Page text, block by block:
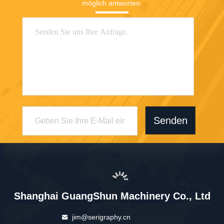
möglich antworten.
Senden
Shanghai GuangShun Machinery Co., Ltd
jim@serigraphy.cn